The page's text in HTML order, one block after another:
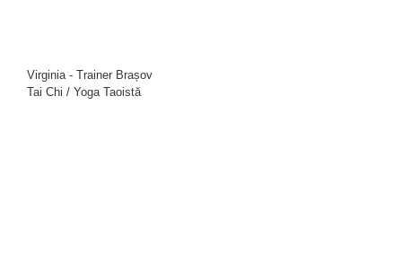
Virginia - Trainer Brașov
Tai Chi / Yoga Taoistă